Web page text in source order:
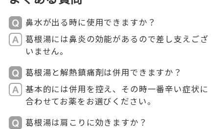
鼻水が出る時に使用できますか？
葛根湯には鼻炎の効能があるので差し支えござ
いません。
葛根湯と解熱鎮痛剤は併用できますか？
基本的には併用を控え、その時一番辛い症状に
合わせてお薬をお選びください。
葛根湯は肩こりに効きますか？